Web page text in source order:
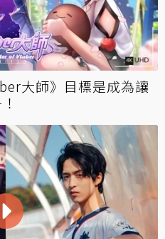
大師》目標是成為讓